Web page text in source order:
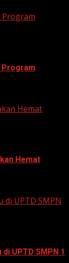
Program
Program
Hemat
Hemat
di UPTD SMPN
UPTD SMPN 1